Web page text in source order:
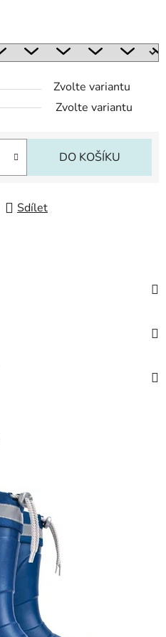
Zvolte variantu
Zvolte variantu
DO KOŠÍKU
Sdílet